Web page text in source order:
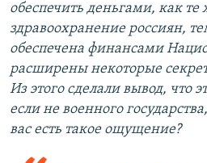
обеспечить деньгами, как
здравоохранение россиян,
обеспечена финансами
расширены некоторые
Из этого сделали вывод, что
если не военного
вас есть такое ощущение?